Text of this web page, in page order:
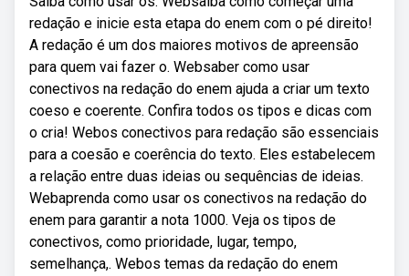
redação e inicie esta etapa do enem com o pé direito!
A redação é um dos maiores motivos de apreensão
para quem vai fazer o. Websaber como usar
conectivos na redação do enem ajuda a criar um texto
coeso e coerente. Confira todos os tipos e dicas com
o cria! Webos conectivos para redação são essenciais
para a coesão e coerência do texto. Eles estabelecem
a relação entre duas ideias ou sequências de ideias.
Webaprenda como usar os conectivos na redação do
enem para garantir a nota 1000. Veja os tipos de
conectivos, como prioridade, lugar, tempo,
semelhança,. Webos temas da redação do enem